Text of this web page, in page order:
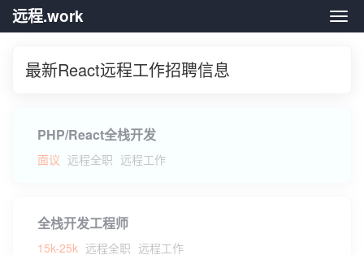
远
远程.work
最新React远程工作招聘信息
PHP/React全栈开发
面议 远程全职 远程工作
全栈开发工程师
15k-25k 远程全职 远程工作